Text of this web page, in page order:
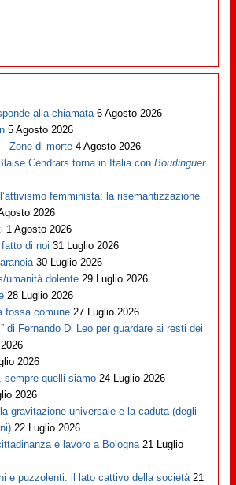
alla chiamata 6 Agosto 2026
5 Agosto 2026
Zone di morte 4 Agosto 2026
Cendrars torna in Italia conBourlinguer
femminista: la risemantizzazione
2026
1 Agosto 2026
di noi 31 Luglio 2026
30 Luglio 2026
umanità dolente 29 Luglio 2026
28 Luglio 2026
fossa comune 27 Luglio 2026
di Fernando Di Leo per guardare ai resti dei
2026
sempre quelli siamo 24 Luglio 2026
2026
gravitazione universale e la caduta (degli
22 Luglio 2026
e lavoro a Bologna 21 Luglio
e puzzolenti: il lato cattivo della società 21